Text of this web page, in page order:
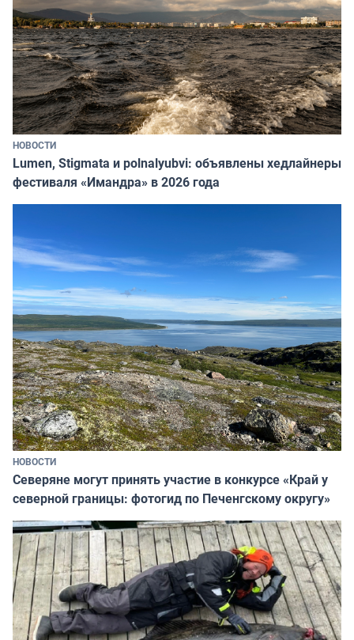
НОВОСТИ
Lumen, Stigmata и polnalyubvi: объявлены хедлайнеры
фестиваля «Имандра» в 2026 года
НОВОСТИ
Северяне могут принять участие в конкурсе «Край у
северной границы: фотогид по Печенгскому округу»